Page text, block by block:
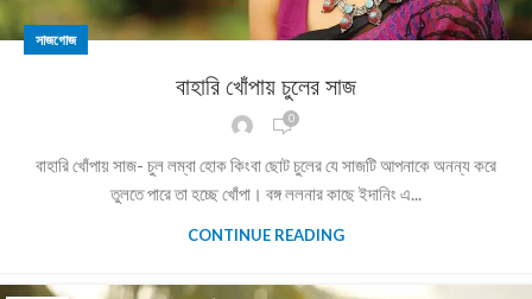
সাজগোজ
বাহারি খোঁপায় চুলের সাজ
0
বাহারি খোঁপায় সাজ- চুল লম্বা হোক কিংবা ছোট চুলের যে সাজটি আপনাকে অনন্য করে
তুলতে পারে তা হচ্ছে খোঁপা। বঙ্গ ললনার কাছে ইদানিং এ...
CONTINUE READING